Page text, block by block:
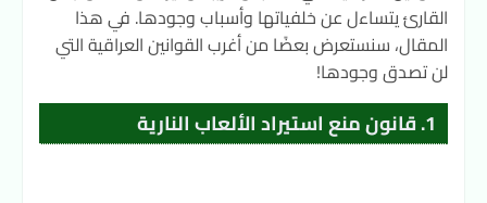
القارئ يتساءل عن خلفياتها وأسباب وجودها. في هذا
المقال، سنستعرض بعضًا من أغرب القوانين العراقية التي
لن تصدق وجودها!
1. قانون منع استيراد الألعاب النارية